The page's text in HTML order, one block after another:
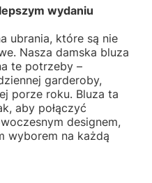
wydaniu
ubrania, które są nie
Nasza damska bluza
te potrzeby –
garderoby,
porze roku. Bluza ta
aby połączyć
designem,
wyborem na każdą